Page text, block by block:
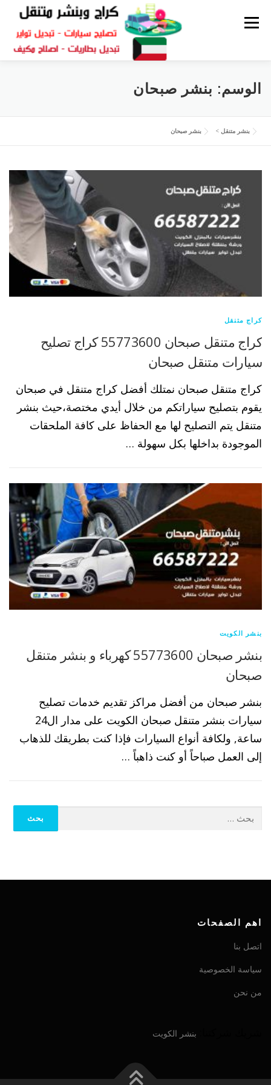
القائمة
بنشر الكويت كراج متنقلالوسم: بنشر صبحان
بنشر متنقل > بنشر صبحان
كراج متنقل
كراج متنقل صبحان 55773600 كراج تصليح
سيارات متنقل صبحان
كراج متنقل صبحان نمتلك أفضل كراج متنقل في صبحان
يقوم بتصليح سياراتكم من خلال أيدي مختصة،حيث بنشر
متنقل يتم التصليح لها مع الحفاظ على كافة الملحقات
الموجودة بداخلها بكل سهولة …
بنشر الكويت
بنشر صبحان 55773600 كهرباء و بنشر متنقل
صبحان
بنشر صبحان من أفضل مراكز تقديم خدمات تصليح
سيارات بنشر متنقل صبحان الكويت على مدار ال24
ساعة, ولكافة أنواع السيارات فإذا كنت بطريقك للذهاب
إلى العمل صباحاً أو كنت ذاهباً …
اهم الصفحات
اتصل بنا
سياسة الخصوصية
من نحن
بنشر الكويت